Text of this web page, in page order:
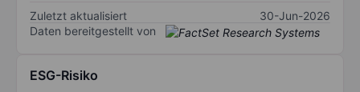
Zuletzt aktualisiert
30-Jun-2026
Daten bereitgestellt von
ESG-Risiko